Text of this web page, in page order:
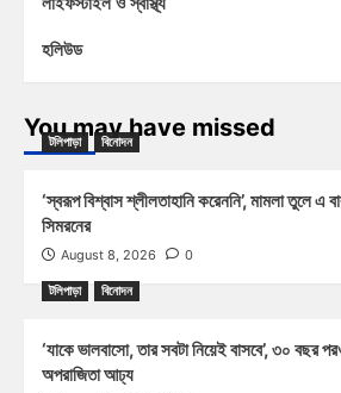
হলিউড
You may have missed
টলিপাড়া বিনোদন
‘স্বরূপ বিশ্বাস শ্লীলতাহানি করেননি’, মামলা তুলে এ বার
সিমরনের
August 8, 2026 0
টলিপাড়া বিনোদন
‘যাকে ভালবাসো, তার সবটা নিয়েই বাসবে’, ৩০ বছর
অপরাজিতা আঢ্য